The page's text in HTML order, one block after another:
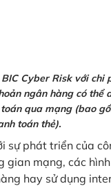
Cyber Risk với chi
ngân hàng có thể
qua mạng (bao
toán thẻ).
sự phát triển của
gian mạng, các
hay sử dụng